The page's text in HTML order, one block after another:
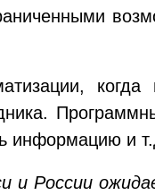
когда
информацию и
и России